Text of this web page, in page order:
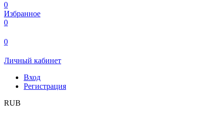
0
Избранное
0
0
Личный кабинет
Вход
Регистрация
RUB